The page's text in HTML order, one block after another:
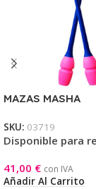
MAZAS MASHA
Pastorelli
Azul)
SKU: 03719
Disponible para
41,00 € con IVA
Añadir Al Carrito